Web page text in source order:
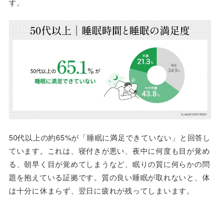
す。
50代以上の約65%が「睡眠に満足できていない」と回答し
ています。これは、寝付きが悪い、夜中に何度も目が覚め
る、朝早く目が覚めてしまうなど、眠りの質に何らかの問
題を抱えている証拠です。質の良い睡眠が取れないと、体
は十分に休まらず、翌日に疲れが残ってしまいます。